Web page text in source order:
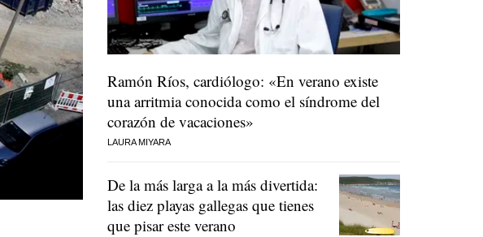
Ramón Ríos, cardiólogo: «En verano existe
una arritmia conocida como el síndrome del
corazón de vacaciones»
LAURA MIYARA
De la más larga a la más divertida:
las diez playas gallegas que tienes
que pisar este verano